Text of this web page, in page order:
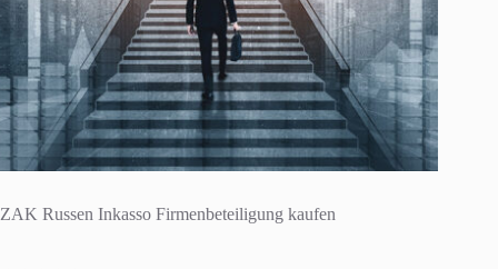
ZAK Russen Inkasso Firmenbeteiligung kaufen